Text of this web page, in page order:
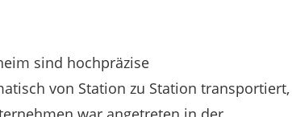
sind hochpräzise
von Station zu Station transportiert,